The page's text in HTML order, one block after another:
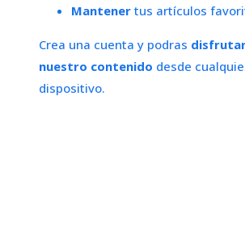
Mantener tus artículos
Crea una cuenta y podras
nuestro contenido desde
dispositivo.